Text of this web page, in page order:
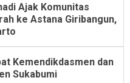
Ajak Komunitas
ke Astana Giribangun,
Kemendikdasmen dan
Sukabumi